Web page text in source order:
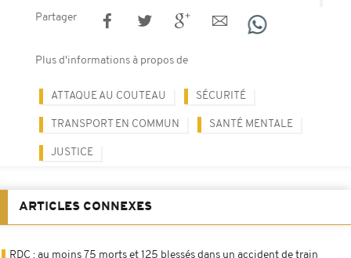
Partager
Plus d'informations à propos de
ATTAQUE AU COUTEAU SÉCURITÉ
TRANSPORT EN COMMUN SANTÉ MENTALE
JUSTICE
ARTICLES CONNEXES
RDC : au moins 75 morts et 125 blessés dans un accident de train